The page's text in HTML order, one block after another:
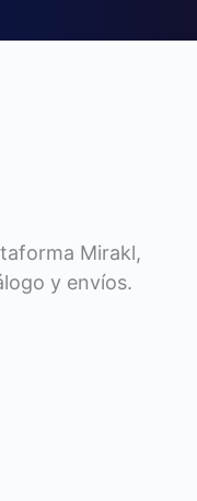
Mirakl,
y envíos.